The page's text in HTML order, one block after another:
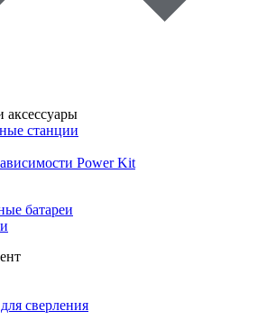
аксессуары
станции
Power Kit
батареи
сверления